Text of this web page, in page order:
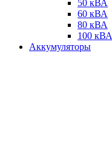
50 кВА
60 кВА
80 кВА
100 кВА
Аккумуляторы